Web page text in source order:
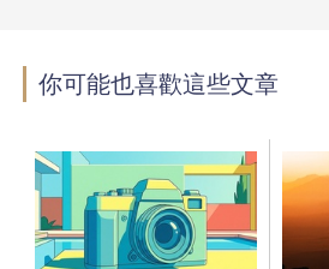
你可能也喜歡這些文章